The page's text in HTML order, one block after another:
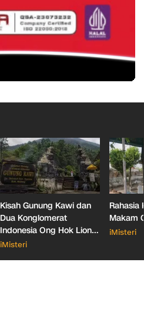
Kisah Gunung Kawi dan
Dua Konglomerat
Indonesia Ong Hok Liong
hingga Liem Sioe Liong
iMisteri
Rahasia
Makam
iMisteri